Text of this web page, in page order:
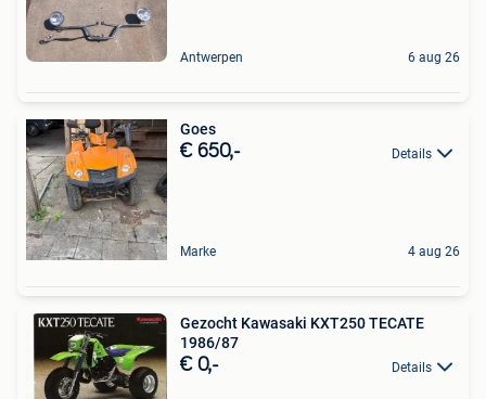
Antwerpen 6 aug 26
Goes
€ 650,- Details
Marke 4 aug 26
Gezocht Kawasaki KXT250 TECATE
1986/87
€ 0,- Details